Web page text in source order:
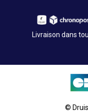
Livraison dans
©